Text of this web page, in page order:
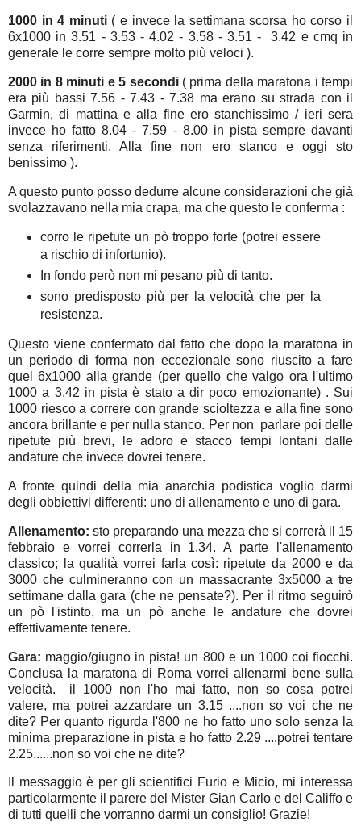
1000 in 4 minuti( e invece la settimana scorsa ho corso il
6x1000 in 3.51 - 3.53 - 4.02 - 3.58 - 3.51 - 3.42 e cmq in
generale le corre sempre molto più veloci ).
2000 in 8 minuti e 5 secondi( prima della maratona i tempi
era più bassi 7.56 - 7.43 - 7.38 ma erano su strada con il
Garmin, di mattina e alla fine ero stanchissimo / ieri sera
invece ho fatto 8.04 - 7.59 - 8.00 in pista sempre davanti
senza riferimenti. Alla fine non ero stanco e oggi sto
benissimo ).
A questo punto posso dedurre alcune considerazioni che già
svolazzavano nella mia crapa, ma che questo le conferma :
corro le ripetute un pò troppo forte (potrei essere
a rischio di infortunio).
In fondo però non mi pesano più di tanto.
sono predisposto più per la velocità che per la
resistenza.
Questo viene confermato dal fatto che dopo la maratona in
un periodo di forma non eccezionale sono riuscito a fare
quel 6x1000 alla grande (per quello che valgo ora l'ultimo
1000 a 3.42 in pista è stato a dir poco emozionante) . Sui
1000 riesco a correre con grande scioltezza e alla fine sono
ancora brillante e per nulla stanco. Per non parlare poi delle
ripetute più brevi, le adoro e stacco tempi lontani dalle
andature che invece dovrei tenere.
A fronte quindi della mia anarchia podistica voglio darmi
degli obbiettivi differenti: uno di allenamento e uno di gara.
Allenamento: sto preparando una mezza che si correrà il 15
febbraio e vorrei correrla in 1.34. A parte l'allenamento
classico; la qualità vorrei farla così: ripetute da 2000 e da
3000 che culmineranno con un massacrante 3x5000 a tre
settimane dalla gara (che ne pensate?). Per il ritmo seguirò
un pò l'istinto, ma un pò anche le andature che dovrei
effettivamente tenere.
Gara: maggio/giugno in pista! un 800 e un 1000 coi fiocchi.
Conclusa la maratona di Roma vorrei allenarmi bene sulla
velocità. il 1000 non l'ho mai fatto, non so cosa potrei
valere, ma potrei azzardare un 3.15 ....non so voi che ne
dite? Per quanto rigurda l'800 ne ho fatto uno solo senza la
minima preparazione in pista e ho fatto 2.29 ....potrei tentare
2.25......non so voi che ne dite?
Il messaggio è per gli scientifici Furio e Micio, mi interessa
particolarmente il parere del Mister Gian Carlo e del Califfo e
di tutti quelli che vorranno darmi un consiglio! Grazie!